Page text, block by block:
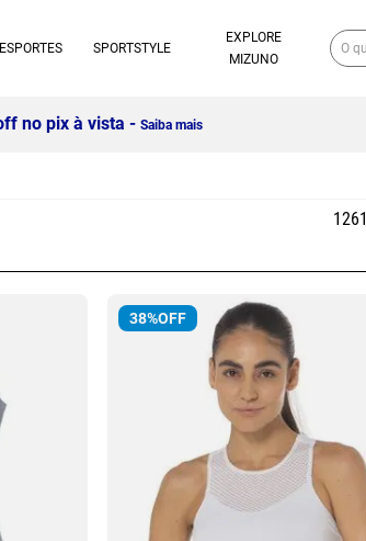
ESPORTES SPORTSTYLE
EXPLORE
MIZUNO
itens e ganhe 15% OFF- Confira!
1261
38%OFF